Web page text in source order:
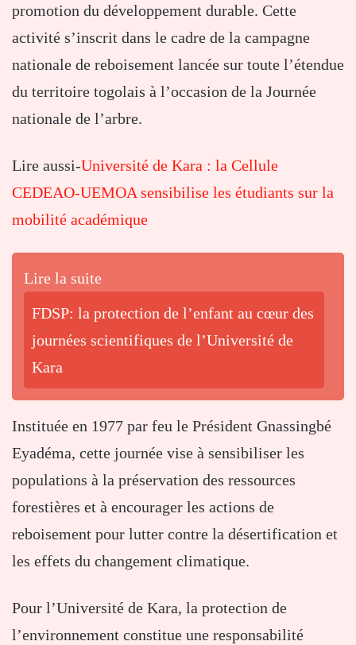
promotion du développement durable. Cette
activité s’inscrit dans le cadre de la campagne
nationale de reboisement lancée sur toute l’étendue
du territoire togolais à l’occasion de la Journée
nationale de l’arbre.
Lire aussi-Université de Kara : la Cellule
CEDEAO-UEMOA sensibilise les étudiants sur la
mobilité académique
Lire la suite
FDSP: la protection de l’enfant au cœur des
journées scientifiques de l’Université de
Kara
Instituée en 1977 par feu le Président Gnassingbé
Eyadéma, cette journée vise à sensibiliser les
populations à la préservation des ressources
forestières et à encourager les actions de
reboisement pour lutter contre la désertification et
les effets du changement climatique.
Pour l’Université de Kara, la protection de
l’environnement constitue une responsabilité